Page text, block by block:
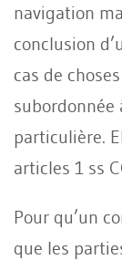
navigation
conclusion
cas de
subordonnée
particulière.
articles 1 ss
Pour qu’un
que les